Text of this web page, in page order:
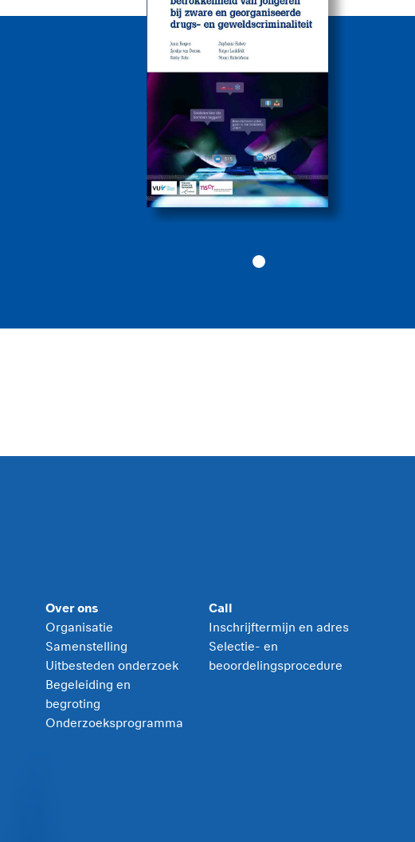
betrokkenheid van
jongeren bij zware
drugs- en
geweldscriminaliteit
2026
Politiekunde
Politiekunde
Over ons
Organisatie
Samenstelling
Uitbesteden onderzoek
Begeleiding en
begroting
Onderzoeksprogramma
Call
Inschrijftermijn en adres
Selectie- en
beoordelingsprocedure